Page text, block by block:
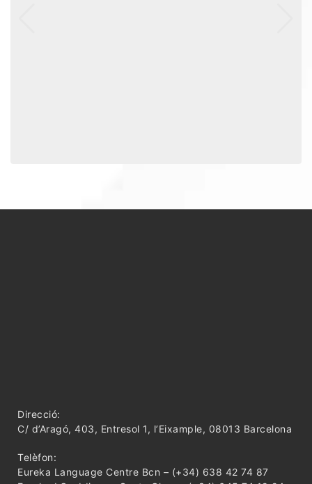
Direcció:
C/ d’Aragó, 403, Entresol 1, l’Eixample, 08013 Barcelona
Telèfon:
Eureka Language Centre Bcn – (+34) 638 42 74 87